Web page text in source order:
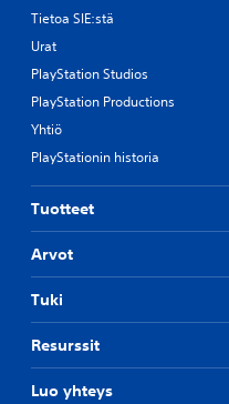
Tietoa SIE:stä
Urat
PlayStation Studios
PlayStation Productions
Yhtiö
PlayStationin historia
Tuotteet
Arvot
Tuki
Resurssit
Luo yhteys